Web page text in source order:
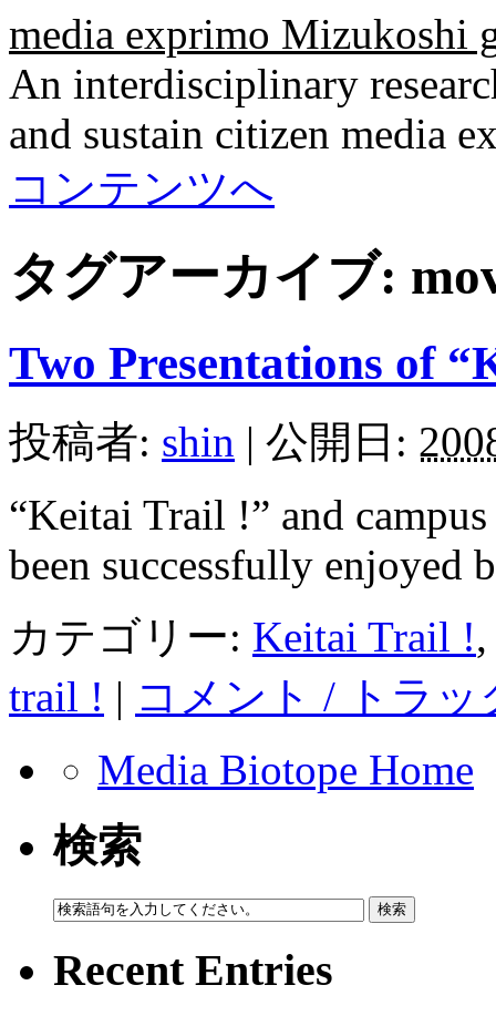
media exprimo Mizukoshi
An interdisciplinary
and sustain citizen media
コンテンツへ
タグアーカイブ:
Two Presentations of
投稿者: shin | 公開日:
“Keitai Trail !” and
been successfully
カテゴリー: Keitai Trail !
trail ! | コメント / トラッ
Media Biotope Home
検索
Recent Entries